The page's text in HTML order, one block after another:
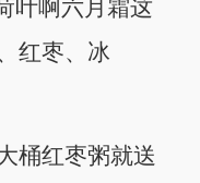
叶啊六月霜这
红枣、冰
红枣粥就送